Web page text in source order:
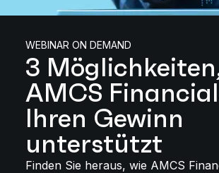
WEBINAR ON DEMAND
3
AMCS
Ihren Gewinn
unterstützt
Finden Sie heraus, wie AMCS